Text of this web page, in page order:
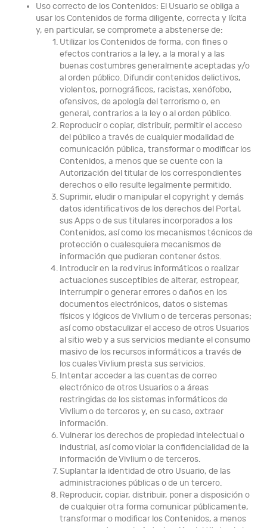
Uso correcto de los Contenidos: El Usuario se obliga a
usar los Contenidos de forma diligente, correcta y lícita
y, en particular, se compromete a abstenerse de:
Utilizar los Contenidos de forma, con fines o
efectos contrarios a la ley, a la moral y a las
buenas costumbres generalmente aceptadas y/o
al orden público. Difundir contenidos delictivos,
violentos, pornográficos, racistas, xenófobo,
ofensivos, de apología del terrorismo o, en
general, contrarios a la ley o al orden público.
Reproducir o copiar, distribuir, permitir el acceso
del público a través de cualquier modalidad de
comunicación pública, transformar o modificar los
Contenidos, a menos que se cuente con la
Autorización del titular de los correspondientes
derechos o ello resulte legalmente permitido.
Suprimir, eludir o manipular el copyright y demás
datos identificativos de los derechos del Portal,
sus Apps o de sus titulares incorporados a los
Contenidos, así como los mecanismos técnicos de
protección o cualesquiera mecanismos de
información que pudieran contener éstos.
Introducir en la red virus informáticos o realizar
actuaciones susceptibles de alterar, estropear,
interrumpir o generar errores o daños en los
documentos electrónicos, datos o sistemas
físicos y lógicos de Vivlium o de terceras personas;
así como obstaculizar el acceso de otros Usuarios
al sitio web y a sus servicios mediante el consumo
masivo de los recursos informáticos a través de
los cuales Vivlium presta sus servicios.
Intentar acceder a las cuentas de correo
electrónico de otros Usuarios o a áreas
restringidas de los sistemas informáticos de
Vivlium o de terceros y, en su caso, extraer
información.
Vulnerar los derechos de propiedad intelectual o
industrial, así como violar la confidencialidad de la
información de Vivlium o de terceros.
Suplantar la identidad de otro Usuario, de las
administraciones públicas o de un tercero.
Reproducir, copiar, distribuir, poner a disposición o
de cualquier otra forma comunicar públicamente,
transformar o modificar los Contenidos, a menos